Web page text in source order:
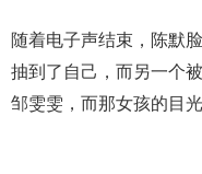
随着电子声结束，陈默
抽到了自己，而另一个
邹雯雯，而那女孩的目